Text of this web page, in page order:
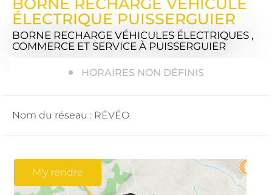
ÉLECTRIQUE PUISSERGUIER
BORNE RECHARGE VÉHICULES ÉLECTRIQUES ,
COMMERCE ET SERVICE À PUISSERGUIER
HORAIRES NON DÉFINIS
Nom du réseau : RÉVÉO
M'y rendre